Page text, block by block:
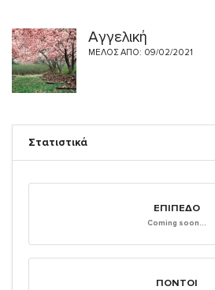
Αγγελική
ΜΈΛΟΣ ΑΠΌ: 09/02/2021
Στατιστικά
ΕΠΊΠΕΔΟ
Coming soon...
ΠΌΝΤΟΙ